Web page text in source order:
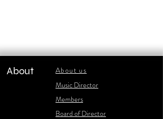
About
About us
​Music Director
​Members
Board of Director